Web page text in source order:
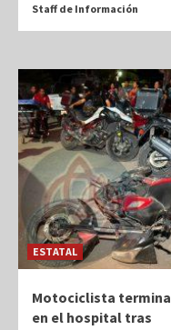
Staff de Información
ESTATAL
Motociclista termina
en el hospital tras